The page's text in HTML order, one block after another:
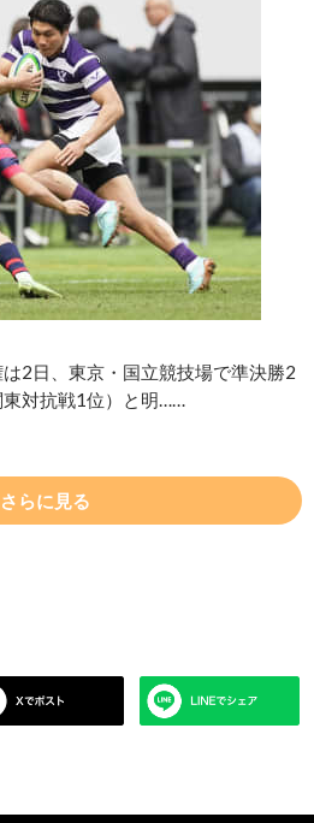
2日、東京・国立競技場で準決勝2
東対抗戦1位）と明……
さらに見る